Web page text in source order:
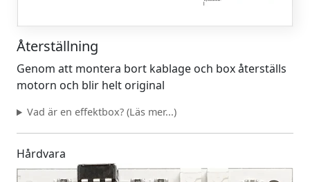
Återställning
Genom att montera bort kablage och box återställs
motorn och blir helt original
Vad är en effektbox? (Läs mer...)
Hårdvara